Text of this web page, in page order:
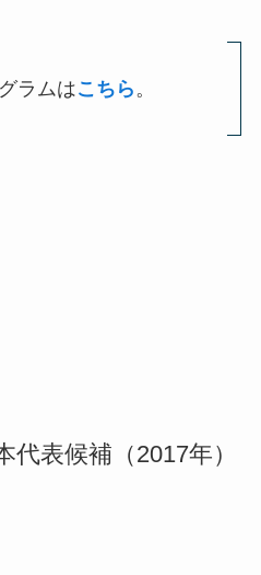
ラムはこちら 。
代表候補（2017年）